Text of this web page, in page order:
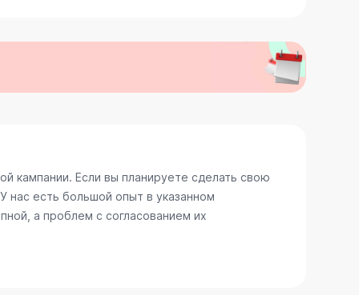
кампании. Если вы планируете сделать свою
нас есть большой опыт в указанном
а проблем с согласованием их